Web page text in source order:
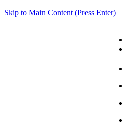
Skip to Main Content (Press Enter)